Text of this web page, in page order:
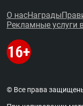
О насНаграды
Рекламные услуги
© Все права